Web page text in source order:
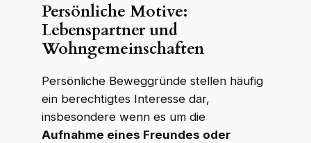
Persönliche Motive:
Lebenspartner und
Wohngemeinschaften
Persönliche Beweggründe stellen häufig
ein berechtigtes Interesse dar,
insbesondere wenn es um die
Aufnahme eines Freundes oder